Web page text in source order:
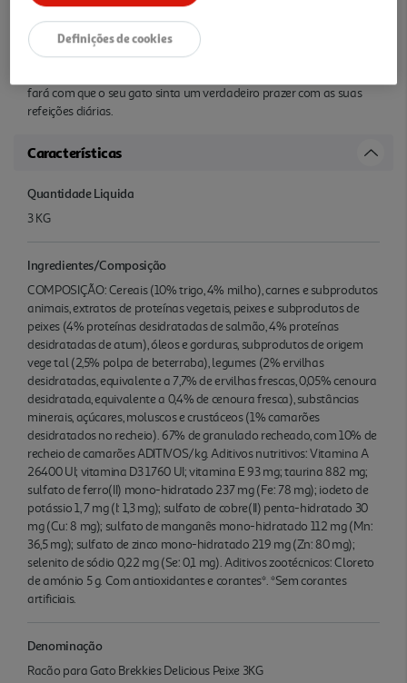
Brekkies Delicious é um alimento irresistível que surprende pela
fará com que o seu gato sinta um verdadeiro prazer com as suas
refeições diárias.
Características
Quantidade Liquida
3 KG
Ingredientes/Composição
COMPOSIÇÃO: Cereais (10% trigo, 4% milho), carnes e subprodutos
animais, extratos de proteínas vegetais, peixes e subprodutos de
peixes (4% proteínas desidratadas de salmão, 4% proteínas
desidratadas de atum), óleos e gorduras, subprodutos de origem
vege tal (2,5% polpa de beterraba), legumes (2% ervilhas
desidratadas, equivalente a 7,7% de ervilhas frescas, 0,05% cenoura
desidratada, equivalente a 0,4% de cenoura fresca), substâncias
minerais, açúcares, moluscos e crustáceos (1% camarões
desidratados no recheio). 67% de granulado recheado, com 10% de
recheio de camarões ADITIVOS/kg. Aditivos nutritivos: Vitamina A
26400 UI; vitamina D3 1760 UI; vitamina E 93 mg; taurina 882 mg;
sulfato de ferro(II) mono-hidratado 237 mg (Fe: 78 mg); iodeto de
potássio 1, 7 mg (I: 1,3 mg); sulfato de cobre(II) penta-hidratado 30
mg (Cu: 8 mg); sulfato de manganês mono-hidratado 112 mg (Mn:
36,5 mg); sulfato de zinco mono-hidratado 219 mg (Zn: 80 mg);
selenito de sódio 0,22 mg (Se: 0,1 mg). Aditivos zootécnicos: Cloreto
de amónio 5 g. Com antioxidantes e corantes*. *Sem corantes
artificiais.
Denominação
Racão para Gato Brekkies Delicious Peixe 3KG
Definições de cookies